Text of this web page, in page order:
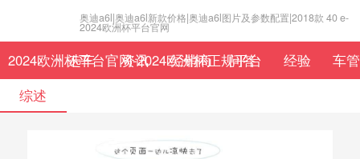
奥迪a6l|奥迪a6l新款价格|奥迪a6l图片及参数配置|2018款 40 e-
2024欧洲杯平台官网
2024欧洲杯平台官网-2024欧洲杯正规平台
选车 资讯 经销商 问答 经验
车
综述